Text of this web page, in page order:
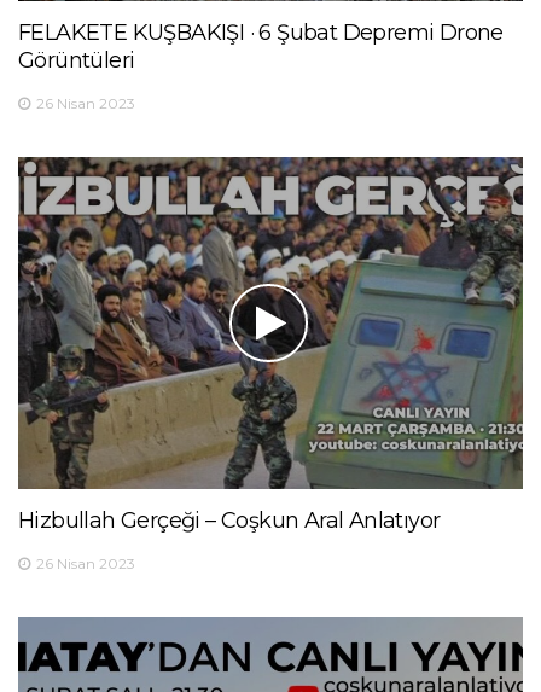
FELAKETE KUŞBAKIŞI · 6 Şubat Depremi Drone
Görüntüleri
26 Nisan 2023
Hizbullah Gerçeği – Coşkun Aral Anlatıyor
26 Nisan 2023